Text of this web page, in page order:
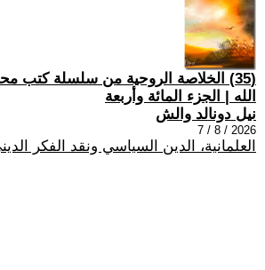
(35) الخلاصة الروحية من سلسلة كتب
الله | الجزء المائة وأربعة
نيل دونالد والش
2026 / 8 / 7
العلمانية، الدين السياسي ونقد الفكر